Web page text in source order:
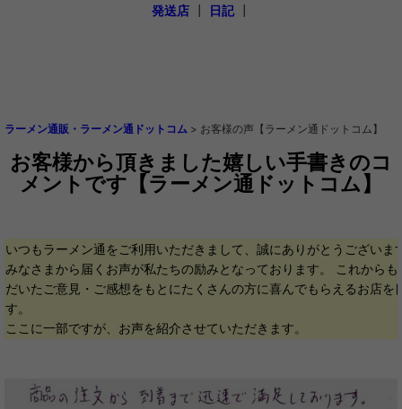
発送店
日記┃
ラーメン通販・ラーメン通ドットコム > お客様の声【ラーメン通ドットコム】
お客様から頂きました嬉しい手書きのコ
メントです【ラーメン通ドットコム】
いつもラーメン通をご利用いただきまして、誠にありがとうございま
みなさまから届くお声が私たちの励みとなっております。 これから
だいたご意見・ご感想をもとにたくさんの方に喜んでもらえるお店を
す。
ここに一部ですが、お声を紹介させていただきます。